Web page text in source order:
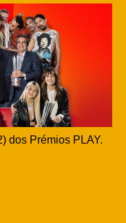
dos Prémios PLAY.